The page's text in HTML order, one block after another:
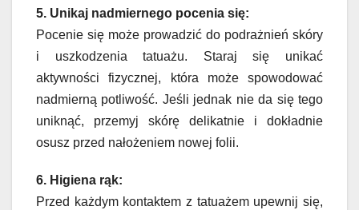
5. Unikaj nadmiernego pocenia się:
Pocenie się może prowadzić do podrażnień skóry
i uszkodzenia tatuażu. Staraj się unikać
aktywności fizycznej, która może spowodować
nadmierną potliwość. Jeśli jednak nie da się tego
uniknąć, przemyj skórę delikatnie i dokładnie
osusz przed nałożeniem nowej folii.
6. Higiena rąk:
Przed każdym kontaktem z tatuażem upewnij się,